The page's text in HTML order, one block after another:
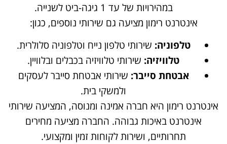
במהירויות של עד 1 גיגה-ביט לשנייה.
אינטרנט רימון מציעה גם שירותי נוספים, כגון:
טלפוניה: שירותי טלפון נייח וטלפוניה סלולרית.
טלוויזיה: שירותי טלוויזיה בכבלים ובלוויין.
אבטחת סייבר: שירותי אבטחת סייבר לעסקים
ולמשקי בית.
אינטרנט רימון היא חברה אמינה ומנוסה, המציעה שירותי
אינטרנט באיכות גבוהה. החברה מציעה מחירים
תחרותיים, ושירות לקוחות זמין ומקצועי.